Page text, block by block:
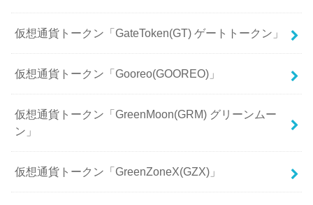
仮想通貨トークン「GateToken(GT) ゲートトークン」
仮想通貨トークン「Gooreo(GOOREO)」
仮想通貨トークン「GreenMoon(GRM) グリーンムー
ン」
仮想通貨トークン「GreenZoneX(GZX)」